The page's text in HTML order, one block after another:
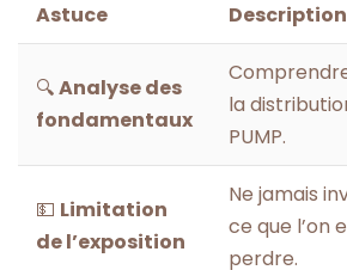
Astuce Description
🔍Analyse des
fondamentaux
la
PUMP.
💵 Limitation
de l’exposition
Ne jamais
ce que l’on
perdre.